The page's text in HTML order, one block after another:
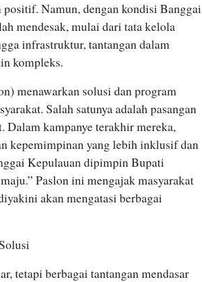
Namun, dengan kondisi Banggai
mendesak, mulai dari tata kelola
infrastruktur, tantangan dalam
kompleks.
menawarkan solusi dan program
Salah satunya adalah pasangan
Dalam kampanye terakhir mereka,
kepemimpinan yang lebih inklusif dan
Kepulauan dipimpin Bupati
Paslon ini mengajak masyarakat
akan mengatasi berbagai
tetapi berbagai tantangan mendasar